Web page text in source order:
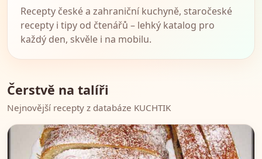
Recepty české a zahraniční kuchyně, staročeské
recepty i tipy od čtenářů – lehký katalog pro
každý den, skvěle i na mobilu.
Čerstvě na talíři
Nejnovější recepty z databáze KUCHTIK